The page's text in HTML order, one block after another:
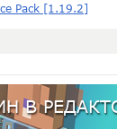
Pack [1.19.2]
В